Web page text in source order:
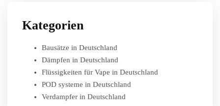
Kategorien
Bausätze in Deutschland
Dämpfen in Deutschland
Flüssigkeiten für Vape in Deutschland
POD systeme in Deutschland
Verdampfer in Deutschland